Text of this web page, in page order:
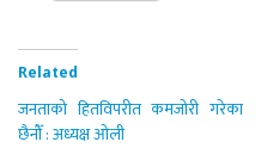
Related
जनताको हितविपरीत कमजोरी गरेका
छैनौँ : अध्यक्ष ओली